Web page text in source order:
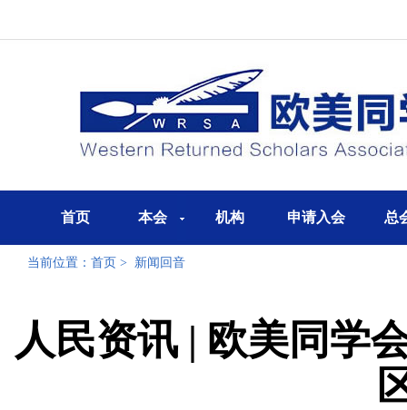
首页 本会 机构 申请入会 总
当前位置： 首页 > 新闻回音
人民资讯 | 欧美同学